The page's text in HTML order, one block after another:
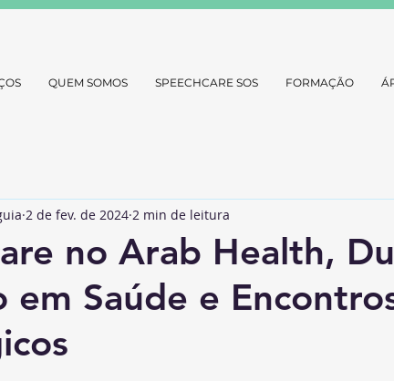
QUEM SOMOS SPEECHCARE SOS FORMAÇÃO
no Arab Health,
em Saúde e
2 de fev. de 2024 2 min de leitura